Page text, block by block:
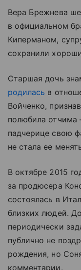
Вера Брежнева
в официальном
Киперманом,
сохранили
Старшая дочь
родилась в
Войченко,
полюбила отчима
падчерице свою
не стала ее
В октябре 2015
за продюсера
состоялась в
близких людей.
периодически
публично не
рождения, но
комментарии.